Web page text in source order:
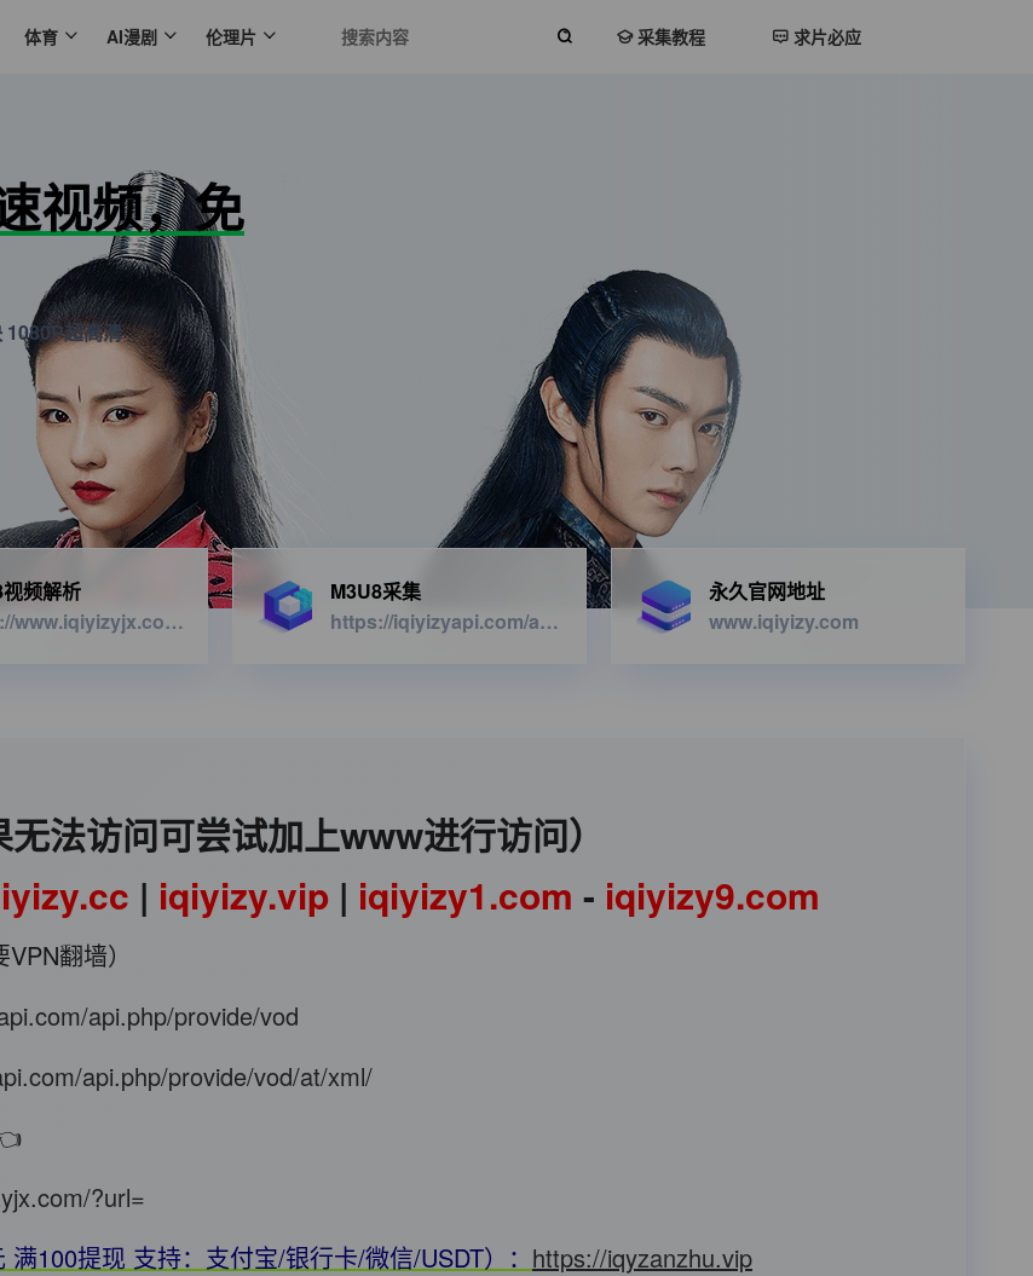
体育 AI漫剧 伦理片 采集教程 求片必应
视频，免
1080P超高清
频解析
https://www.iqiyizyjx.com/?url=
M3U8采集
https://iqiyizyapi.com/api.php/provide/vod/from/snm3u8/at/xml
永久官网地址
www.iqiyizy.com
无法访问可尝试加上www进行访问）
| iqiyizy.vip | iqiyizy1.com - iqiyizy9.com
VPN翻墙）
api.php/provide/vod
api.php/provide/vod/at/xml/
?url=
100提现 支持：支付宝/银行卡/微信/USDT）： https://iqyzanzhu.vip